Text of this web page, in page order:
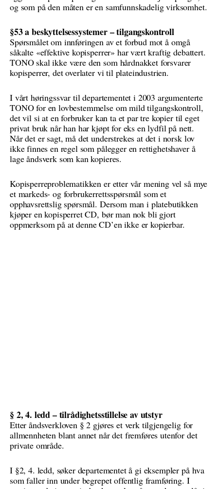
og som på den måten er en samfunnskadelig virksomhet.
§53 a beskyttelsessystemer – tilgangskontroll
Spørsmålet om innføringen av et forbud mot å omgå
såkalte «effektive kopisperrer» har vært kraftig debattert.
TONO skal ikke være den som hårdnakket forsvarer
kopisperrer, det overlater vi til plateindustrien.
I vårt høringssvar til departementet i 2003 argumenterte
TONO for en lovbestemmelse om mild tilgangskontroll,
det vil si at en forbruker kan ta et par tre kopier til eget
privat bruk når han har kjøpt for eks en lydfil på nett.
Når det er sagt, må det understrekes at det i norsk lov
ikke finnes en regel som pålegger en rettighetshaver å
lage åndsverk som kan kopieres.
Kopisperreproblematikken er etter vår mening vel så mye
et markeds- og forbrukerrettsspørsmål som et
opphavsrettslig spørsmål. Dersom man i platebutikken
kjøper en kopisperret CD, bør man nok bli gjort
oppmerksom på at denne CD’en ikke er kopierbar.
§ 2, 4. ledd – tilrådighetsstillelse av utstyr
Etter åndsverkloven § 2 gjøres et verk tilgjengelig for
allmennheten blant annet når det fremføres utenfor det
private område.
I §2, 4. ledd, søker departementet å gi eksempler på hva
som faller inn under begrepet offentlig framføring. I